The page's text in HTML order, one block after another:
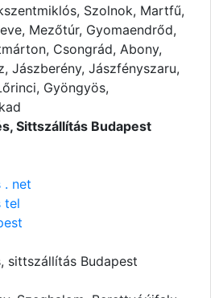
Szolnok, Martfű,
Mezőtúr, Gyomaendrőd,
Csongrád, Abony,
Jászberény, Jászfényszaru,
Gyöngyös,
Sittszállítás Budapest
. net
tel
, sittszállítás Budapest